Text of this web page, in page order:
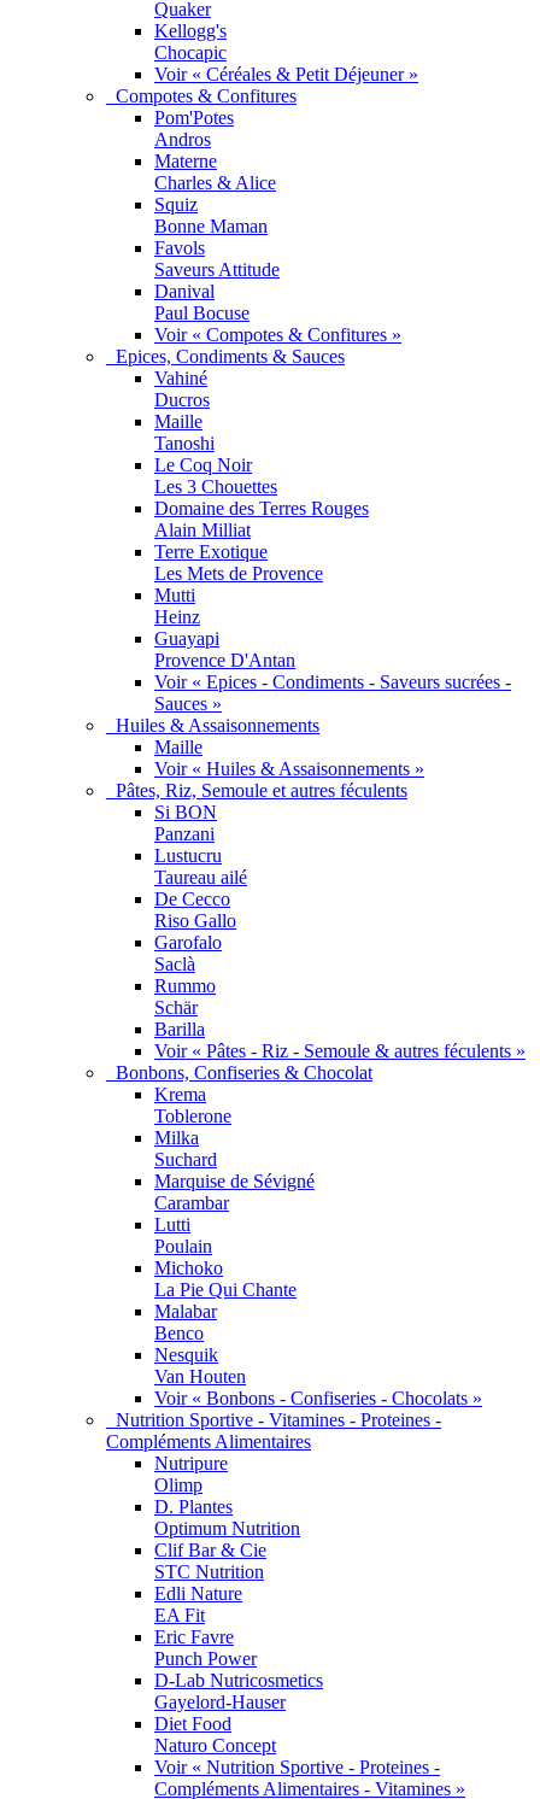
Quaker
Kellogg's
Chocapic
Voir « Céréales & Petit Déjeuner »
Compotes & Confitures
Pom'Potes
Andros
Materne
Charles & Alice
Squiz
Bonne Maman
Favols
Saveurs Attitude
Danival
Paul Bocuse
Voir « Compotes & Confitures »
Epices, Condiments & Sauces
Vahiné
Ducros
Maille
Tanoshi
Le Coq Noir
Les 3 Chouettes
Domaine des Terres Rouges
Alain Milliat
Terre Exotique
Les Mets de Provence
Mutti
Heinz
Guayapi
Provence D'Antan
Voir « Epices - Condiments - Saveurs sucrées -
Sauces »
Huiles & Assaisonnements
Maille
Voir « Huiles & Assaisonnements »
Pâtes, Riz, Semoule et autres féculents
Si BON
Panzani
Lustucru
Taureau ailé
De Cecco
Riso Gallo
Garofalo
Saclà
Rummo
Schär
Barilla
Voir « Pâtes - Riz - Semoule & autres féculents »
Bonbons, Confiseries & Chocolat
Krema
Toblerone
Milka
Suchard
Marquise de Sévigné
Carambar
Lutti
Poulain
Michoko
La Pie Qui Chante
Malabar
Benco
Nesquik
Van Houten
Voir « Bonbons - Confiseries - Chocolats »
Nutrition Sportive - Vitamines - Proteines -
Compléments Alimentaires
Nutripure
Olimp
D. Plantes
Optimum Nutrition
Clif Bar & Cie
STC Nutrition
Edli Nature
EA Fit
Eric Favre
Punch Power
D-Lab Nutricosmetics
Gayelord-Hauser
Diet Food
Naturo Concept
Voir « Nutrition Sportive - Proteines -
Compléments Alimentaires - Vitamines »